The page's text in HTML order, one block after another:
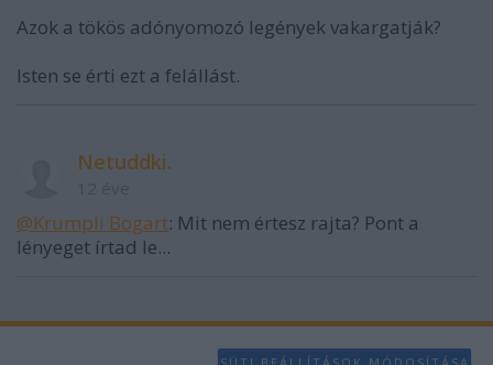
Azok a tökös adónyomozó legények vakargatják?
Isten se érti ezt a felállást.
Netuddki.
@Krumpli Bogart: Mit nem értesz rajta? Pont a
lényeget írtad le...